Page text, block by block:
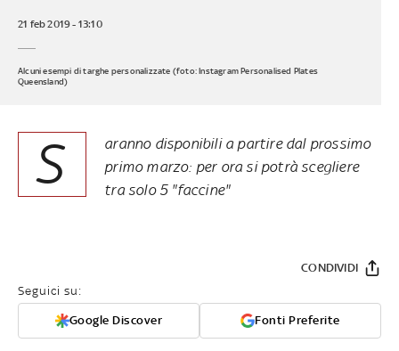
21 feb 2019 - 13:10
Alcuni esempi di targhe personalizzate (foto: Instagram Personalised Plates
Queensland)
S
aranno disponibili a partire dal prossimo
primo marzo: per ora si potrà scegliere
tra solo 5 "faccine"
Seguici su:
Google Discover Fonti Preferite
CONDIVIDI